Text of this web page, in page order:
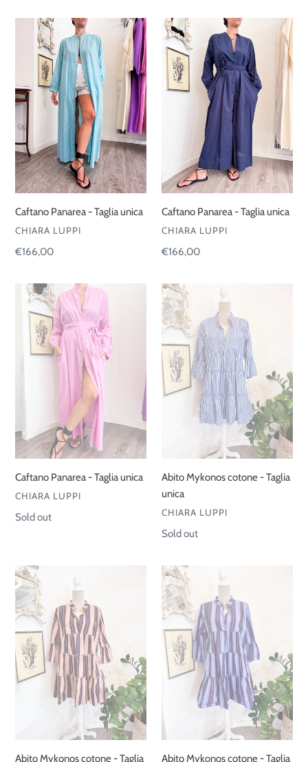
Caftano
Panarea
unica
Caftano Panarea - Taglia unica
VENDOR
CHIARA LUPPI
Regular
€166,00
Caftano
Panarea
Taglia
unica
Caftano Panarea - Taglia unica
VENDOR
CHIARA LUPPI
Regular
€166,00
Caftano
Panarea
Taglia
unica
Caftano Panarea - Taglia unica
VENDOR
CHIARA LUPPI
Regular
Sold out
Abito
Mykonos
cotone
-
Taglia
unica
Abito Mykonos cotone - Taglia
unica
VENDOR
CHIARA LUPPI
Regular
Sold out
Abito
Mykonos
cotone
-
Taglia
unica
Abito Mykonos cotone - Taglia
Abito
Mykonos
cotone
-
Taglia
unica
Abito Mykonos cotone - Taglia